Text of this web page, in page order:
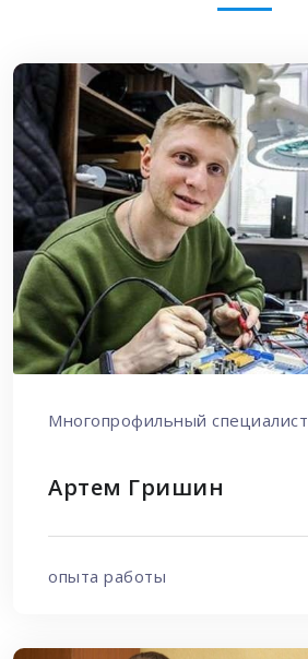
Многопрофильный специалист
Артем Гришин
опыта работы